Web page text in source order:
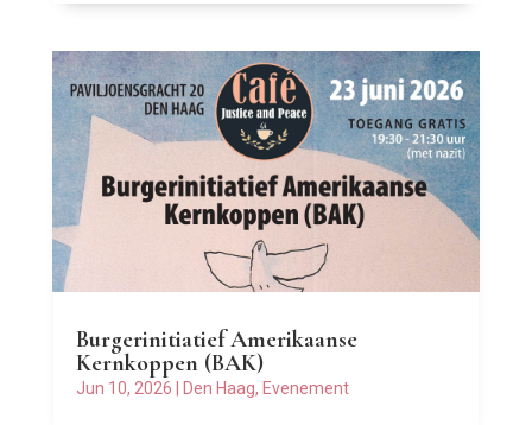
Burgerinitiatief Amerikaanse
Kernkoppen (BAK)
Jun 10, 2026 Den Haag, Evenement